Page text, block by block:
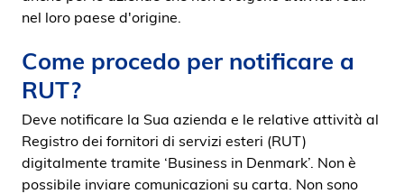
nel loro paese d'origine.
Come procedo per notificare a
RUT?
Deve notificare la Sua azienda e le relative attività al
Registro dei fornitori di servizi esteri (RUT)
digitalmente tramite ‘Business in Denmark’. Non è
possibile inviare comunicazioni su carta. Non sono